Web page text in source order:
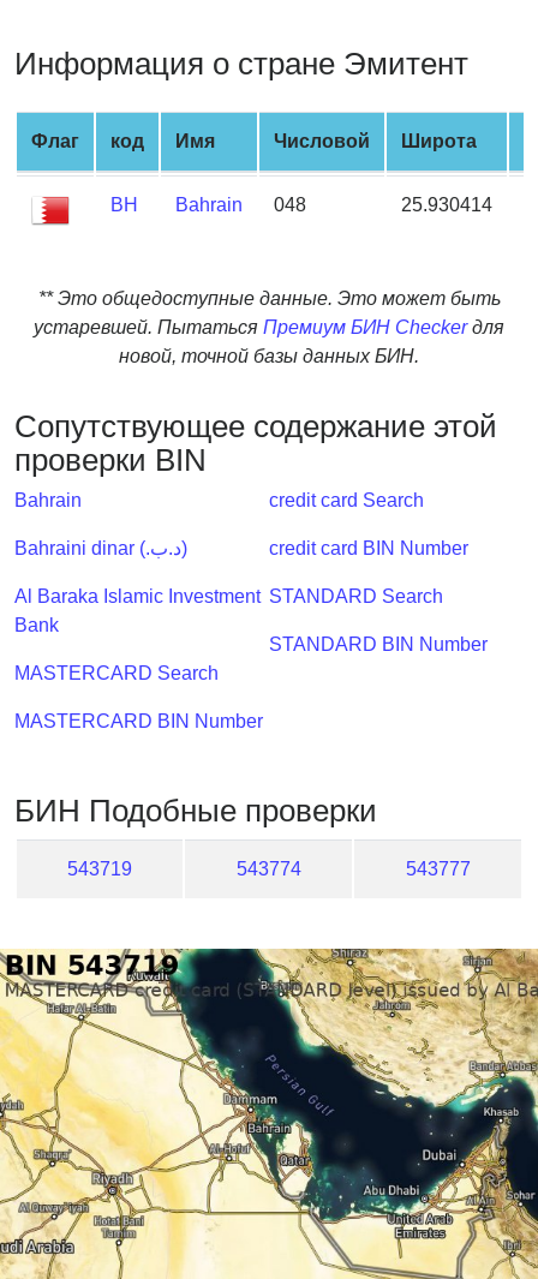
Card
Checker
Service
What
Address
IP
BIN
Checker
Validator
Информация о стране Эмитент
Флаг код Имя Числовой Широта
BH Bahrain 048 25.930414
** Это общедоступные данные. Это может быть
устаревшей. Пытаться Премиум БИН Checkerдля
новой, точной базы данных БИН.
Сопутствующее содержание этой
проверки BIN
Bahrain
Bahraini dinar (.د.ب)
Al Baraka Islamic Investment
Bank
MASTERCARD Search
MASTERCARD BIN Number
credit card Search
credit card BIN Number
STANDARD Search
STANDARD BIN Number
БИН Подобные проверки
543719 543774 543777